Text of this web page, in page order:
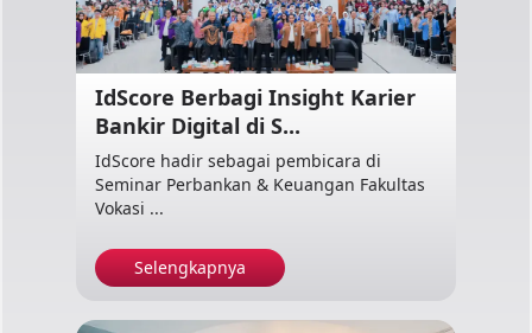
IdScore Berbagi Insight Karier
Bankir Digital di S...
IdScore hadir sebagai pembicara di
Seminar Perbankan & Keuangan Fakultas
Vokasi ...
Selengkapnya